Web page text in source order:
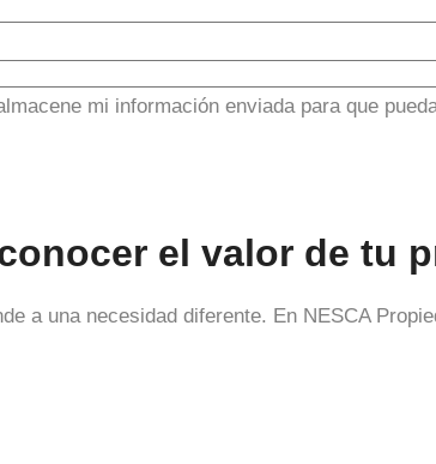
mi información enviada para que
el valor de tu
a una necesidad diferente. En NESCA